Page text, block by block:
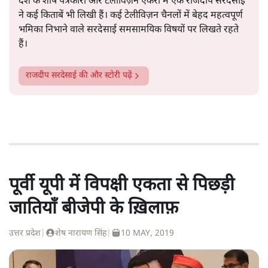
ने कई किताबें भी लिखी हैं। कई टेलीविज़न चैनलों में बेहद महत्वपूर्ण
भमिका निभाने वाले सरदेसाई समसामयिक विषयों पर लिखते रहते
हैं।
राजदीप सरदेसाई की और स्टोरी पढ़ें
पूर्वी यूपी में विपक्षी एकता से पिछड़ी
जातियाँ बीजेपी के ख़िलाफ़
उत्तर प्रदेश शेष नारायण सिंह| 10 MAY, 2019